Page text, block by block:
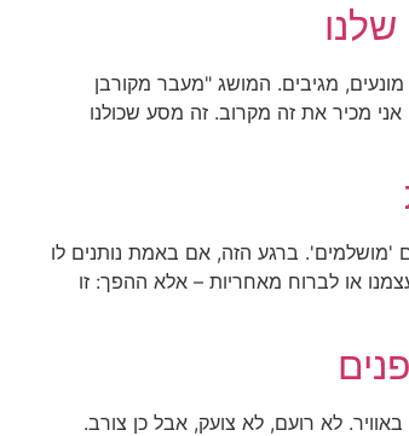
מגיבים. המושג "מעבר מקורבן
מכיר את זה מקרוב. זה מסע שכולנו
'מושלמים'. ברגע הזה, אם באמת נותנים לו
או לברוח מאחריות – אלא ההפך: זו
לא רועם, לא צועק, אבל כן צורב.